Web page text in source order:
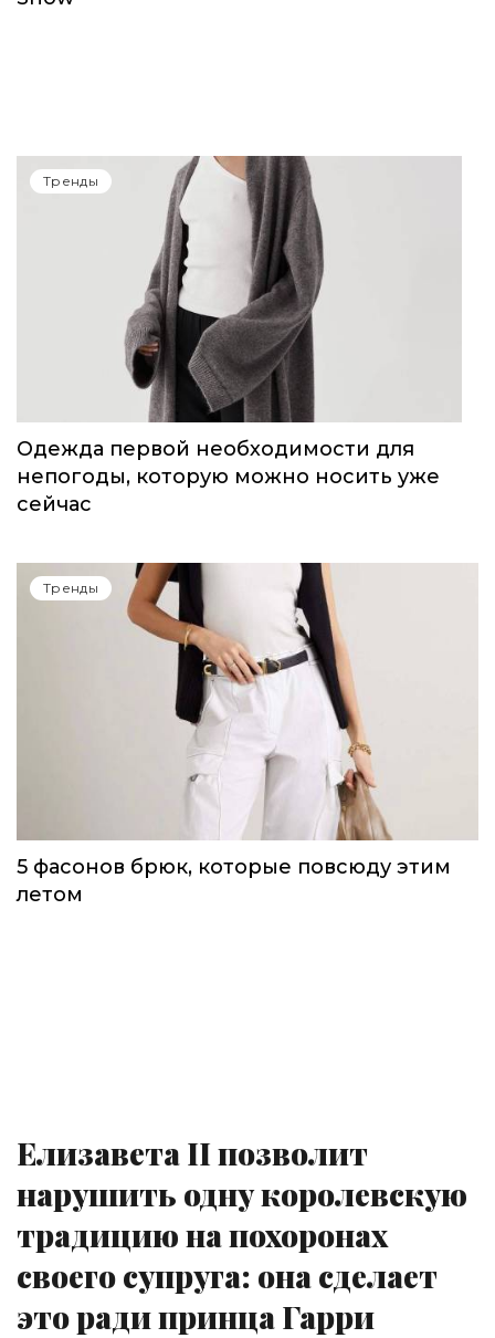
Тренды
Одежда первой необходимости для
непогоды, которую можно носить уже
сейчас
Тренды
5 фасонов брюк, которые повсюду этим
летом
Елизавета II позволит
нарушить одну королевскую
традицию на похоронах
своего супруга: она сделает
это ради принца Гарри